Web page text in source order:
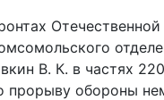
В. К. в частях
прорыву обороны